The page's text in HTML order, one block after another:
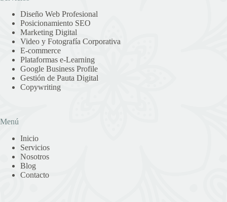
Diseño Web Profesional
Posicionamiento SEO
Marketing Digital
Video y Fotografía Corporativa
E-commerce
Plataformas e-Learning
Google Business Profile
Gestión de Pauta Digital
Copywriting
Menú
Inicio
Servicios
Nosotros
Blog
Contacto